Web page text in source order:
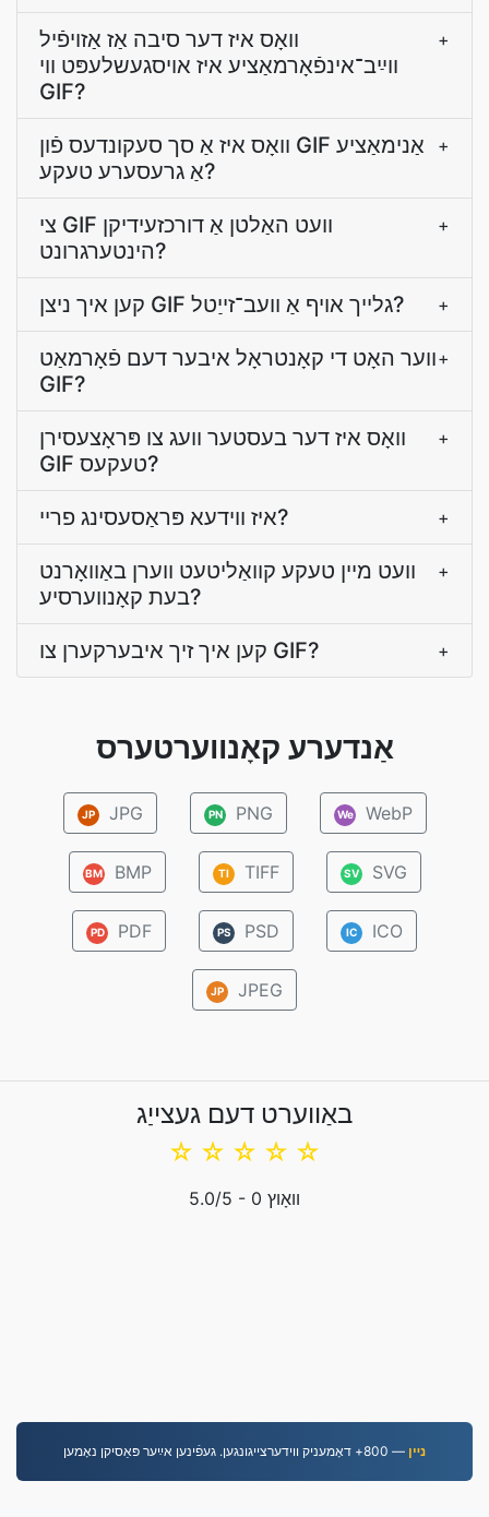
װאָס איז דער סיבה אַז אַזויפֿיל
װײַב־אינפֿאָרמאַציע איז אױסגעשלעפּט װי
GIF?
+
װאָס איז אַ סך סעקונדעס פֿון GIF אַנימאַציע
אַ גרעסערע טעקע?
+
צי GIF װעט האַלטן אַ דורכזעידיקן
הינטערגרונט?
+
קען איך ניצן GIF גלייך אויף אַ וועב־זייַטל? +
ווער האָט די קאָנטראָל איבער דעם פֿאָרמאַט
GIF?
+
וואָס איז דער בעסטער וועג צו פּראָצעסירן
GIF טעקעס?
+
איז ווידעא פּראַסעסינג פריי? +
וועט מיין טעקע קוואַליטעט ווערן באַוואָרנט
בעת קאָנווערסיע?
+
קען איך זיך איבערקערן צו GIF? +
אַנדערע קאָנווערטערס
JP JPG PN PNG We WebP
BM BMP TI TIFF SV SVG
PD PDF PS PSD IC ICO
JP JPEG
באַווערט דעם געצייַג
☆
☆
☆
☆
☆
5.0/5 - 0 וואָוץ
נײן — 800+ דאָמעניק װידערצײגונגען. געפֿינען אײַער פּאַסיקן נאָמען